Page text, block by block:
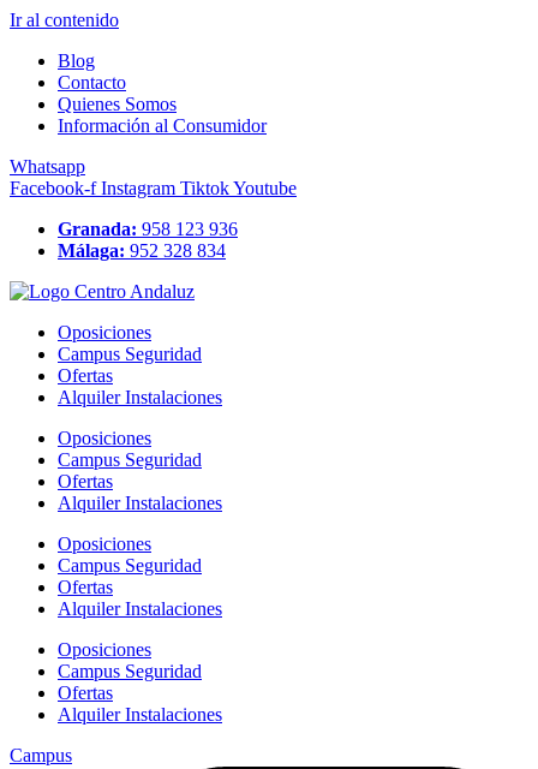
Ir al contenido
Blog
Contacto
Quienes Somos
Información al Consumidor
Whatsapp
Facebook-f Instagram TiktokYoutube
Granada: 958 123 936
Málaga: 952 328 834
Oposiciones
Campus Seguridad
Ofertas
Alquiler Instalaciones
Oposiciones
Campus Seguridad
Ofertas
Alquiler Instalaciones
Oposiciones
Campus Seguridad
Ofertas
Alquiler Instalaciones
Oposiciones
Campus Seguridad
Ofertas
Alquiler Instalaciones
Campus